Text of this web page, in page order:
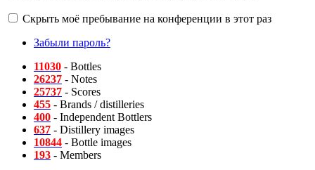
Скрыть моё пребывание на конференции в этот раз
Забыли пароль?
11030 - Bottles
26237 - Notes
25737 - Scores
455 - Brands / distilleries
400 - Independent Bottlers
637 - Distillery images
10844 - Bottle images
193 - Members